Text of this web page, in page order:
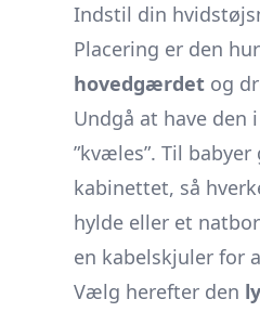
Indstil din
Placering er den
hovedgærdet og
Undgå at have den
”kvæles”. Til
kabinettet, så
hylde eller et
en kabelskjuler for
Vælg herefter den